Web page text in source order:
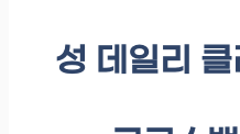
성 데일리 클